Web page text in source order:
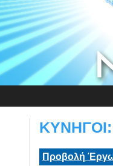
ΚΥΝΗΓΟΙ:
Προβολή